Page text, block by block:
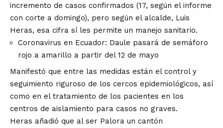
incremento de casos confirmados (17, según el informe
con corte a domingo), pero según el alcalde, Luis
Heras, esa cifra sí les permite un manejo sanitario.
Coronavirus en Ecuador: Daule pasará de semáforo
rojo a amarillo a partir del 12 de mayo
Manifestó que entre las medidas están el control y
seguimiento riguroso de los cercos epidemiológicos, así
como en el tratamiento de los pacientes en los
centros de aislamiento para casos no graves.
Heras añadió que al ser Palora un cantón